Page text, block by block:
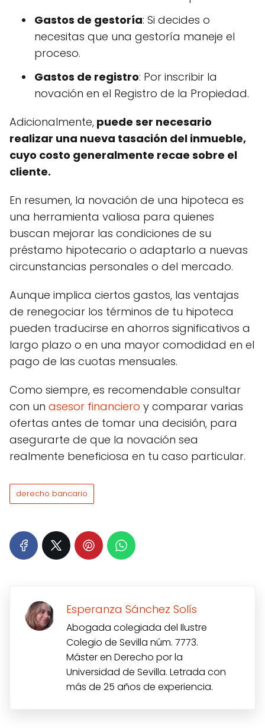
Gastos de gestoría: Si decides o
necesitas que una gestoría maneje el
proceso.
Gastos de registro: Por inscribir la
novación en el Registro de la Propiedad.
Adicionalmente, puede ser necesario
realizar una nueva tasación del inmueble,
cuyo costo generalmente recae sobre el
cliente.
En resumen, la novación de una hipoteca es
una herramienta valiosa para quienes
buscan mejorar las condiciones de su
préstamo hipotecario o adaptarlo a nuevas
circunstancias personales o del mercado.
Aunque implica ciertos gastos, las ventajas
de renegociar los términos de tu hipoteca
pueden traducirse en ahorros significativos a
largo plazo o en una mayor comodidad en el
pago de las cuotas mensuales.
Como siempre, es recomendable consultar
con un asesor financiero y comparar varias
ofertas antes de tomar una decisión, para
asegurarte de que la novación sea
realmente beneficiosa en tu caso particular.
derecho bancario
Esperanza Sánchez Solís
Abogada colegiada del Ilustre
Colegio de Sevilla núm. 7773.
Máster en Derecho por la
Universidad de Sevilla. Letrada con
más de 25 años de experiencia.